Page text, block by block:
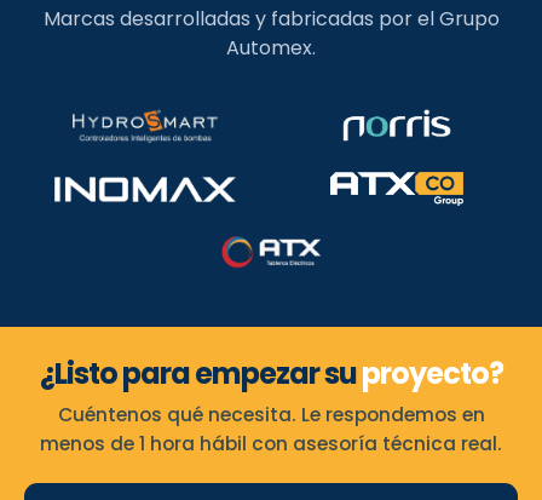
Marcas desarrolladas y fabricadas por el Grupo
Automex.
¿Listo para empezar suproyecto?
Cuéntenos qué necesita. Le respondemos en
menos de 1 hora hábil con asesoría técnica real.